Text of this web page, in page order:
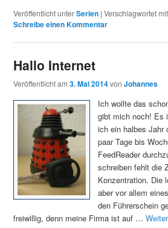
Veröffentlicht unterSerien |Verschlagwortet mit
Schreibe einen Kommentar
Hallo Internet
Veröffentlicht am3. Mai 2014vonJohannes
Ich wollte das
gibt mich noch! Es
ich ein halbes Jahr
paar Tage bis
FeedReader
schreiben fehlt die
Konzentration. Die
aber vor allem
den Führerschein
freiwillig, denn meine Firma ist auf …